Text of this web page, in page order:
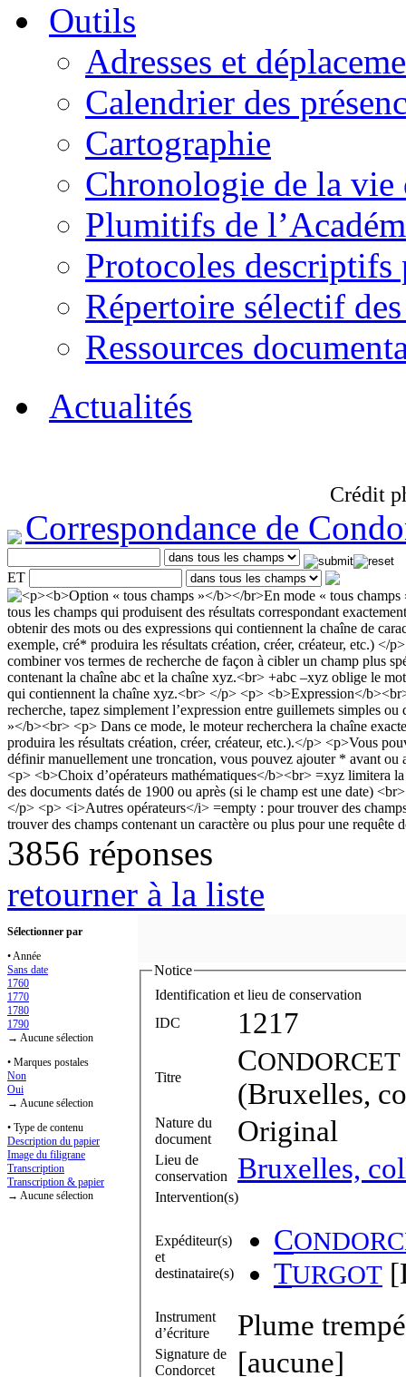
Outils
Adresses et
Calendrier des
Cartographie
Chronologie de la vie
Plumitifs de
Protocoles descriptifs
Répertoire sélectif
Ressources
Actualités
Crédit
Correspondance de
ET
3856 réponses
retourner à la liste
Sélectionner par
• Année
Sans date
1760
1770
1780
1790
→ Aucune sélection
• Marques postales
Non
Oui
→ Aucune sélection
• Type de contenu
Description du papier
Image du filigrane
Transcription
Transcription & papier
→ Aucune sélection
Notice
Identification et lieu de conservation
IDC
1217
Titre
CONDORCET
(Bruxelles,
Nature du
document
Original
Lieu de
conservation
Bruxelles,
Intervention(s)
Expéditeur(s)
et
destinataire(s)
C
TURGOT
Instrument
d’écriture
Plume
Signature de
Condorcet
[aucune]